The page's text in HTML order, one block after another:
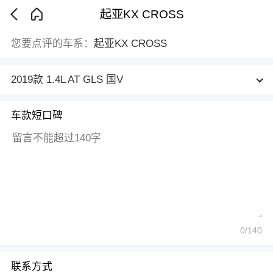
起亚KX CROSS
您要点评的车系： 起亚KX CROSS
2019款 1.4L AT GLS 国V
车款短口碑
0/140
联系方式